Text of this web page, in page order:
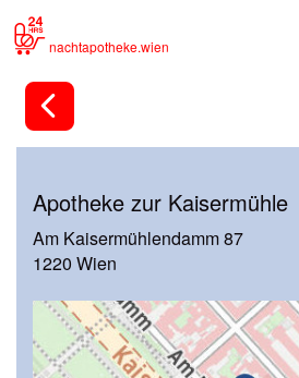
nachtapotheke.wien
Apotheke zur Kaisermühle
Am Kaisermühlendamm 87
1220 Wien